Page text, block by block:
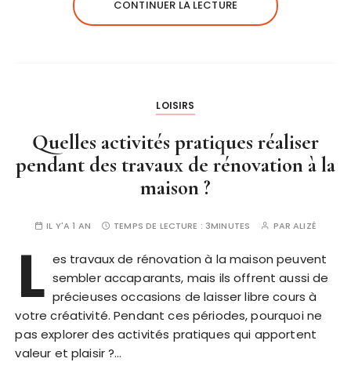
CONTINUER LA LECTURE
LOISIRS
Quelles activités pratiques réaliser
pendant des travaux de rénovation à la
maison ?
IL Y'A 1 AN TEMPS DE LECTURE : 3MINUTES PARALIZÉ
L es travaux de rénovation à la maison peuvent
sembler accaparants, mais ils offrent aussi de
précieuses occasions de laisser libre cours à
votre créativité. Pendant ces périodes, pourquoi ne
pas explorer des activités pratiques qui apportent
valeur et plaisir ?…